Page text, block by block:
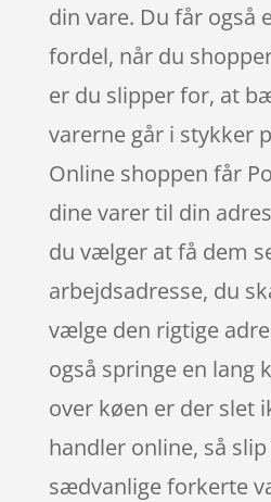
din vare. Du får også
fordel, når du
er du slipper for, at
varerne går i stykker
Online shoppen får
dine varer til din
du vælger at få dem
arbejdsadresse, du
vælge den rigtige
også springe en lang
over køen er der slet
handler online, så
sædvanlige forkerte